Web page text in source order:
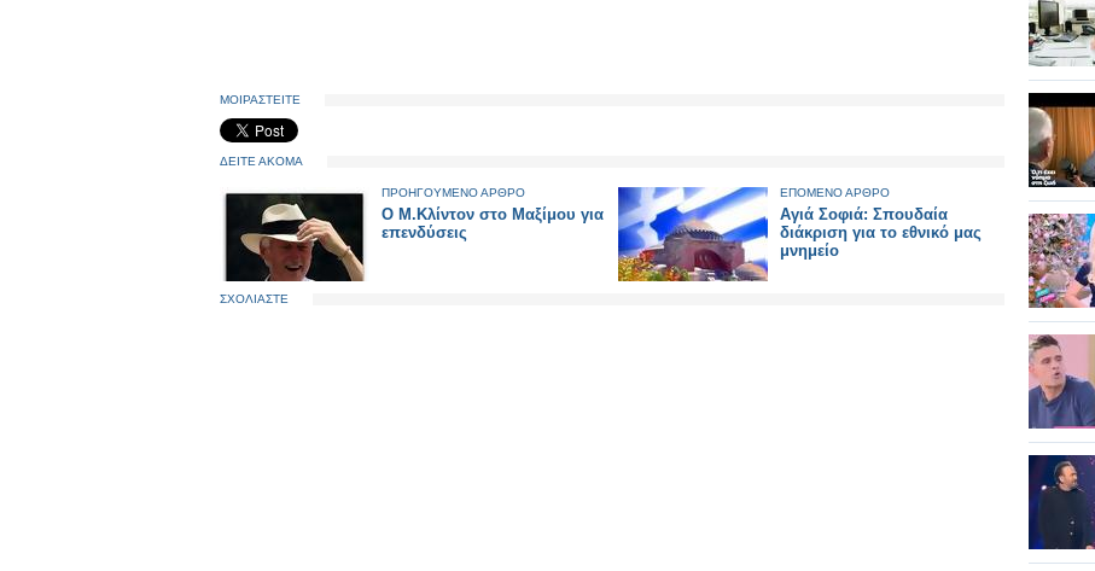
ΜΟΙΡΑΣΤΕΙΤΕ
ΔΕΙΤΕ ΑΚΟΜΑ
ΠΡΟΗΓΟΥΜΕΝΟ ΑΡΘΡΟ
Ο Μ.Κλίντον στο Μαξίμου για
επενδύσεις
ΕΠΟΜΕΝΟ ΑΡΘΡΟ
Αγιά Σοφιά: Σπουδαία
διάκριση για το εθνικό μας
μνημείο
ΣΧΟΛΙΑΣΤΕ